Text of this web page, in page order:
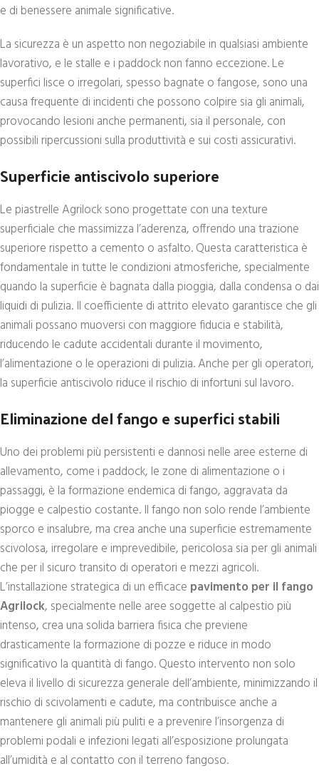
e di benessere animale significative.
La sicurezza è un aspetto non negoziabile in qualsiasi ambiente
lavorativo, e le stalle e i paddock non fanno eccezione. Le
superfici lisce o irregolari, spesso bagnate o fangose, sono una
causa frequente di incidenti che possono colpire sia gli animali,
provocando lesioni anche permanenti, sia il personale, con
possibili ripercussioni sulla produttività e sui costi assicurativi.
Superficie antiscivolo superiore
Le piastrelle Agrilock sono progettate con una texture
superficiale che massimizza l’aderenza, offrendo una trazione
superiore rispetto a cemento o asfalto. Questa caratteristica è
fondamentale in tutte le condizioni atmosferiche, specialmente
quando la superficie è bagnata dalla pioggia, dalla condensa o dai
liquidi di pulizia. Il coefficiente di attrito elevato garantisce che gli
animali possano muoversi con maggiore fiducia e stabilità,
riducendo le cadute accidentali durante il movimento,
l’alimentazione o le operazioni di pulizia. Anche per gli operatori,
la superficie antiscivolo riduce il rischio di infortuni sul lavoro.
Eliminazione del fango e superfici stabili
Uno dei problemi più persistenti e dannosi nelle aree esterne di
allevamento, come i paddock, le zone di alimentazione o i
passaggi, è la formazione endemica di fango, aggravata da
piogge e calpestio costante. Il fango non solo rende l’ambiente
sporco e insalubre, ma crea anche una superficie estremamente
scivolosa, irregolare e imprevedibile, pericolosa sia per gli animali
che per il sicuro transito di operatori e mezzi agricoli.
L’installazione strategica di un efficace pavimento per il fango
Agrilock, specialmente nelle aree soggette al calpestio più
intenso, crea una solida barriera fisica che previene
drasticamente la formazione di pozze e riduce in modo
significativo la quantità di fango. Questo intervento non solo
eleva il livello di sicurezza generale dell’ambiente, minimizzando il
rischio di scivolamenti e cadute, ma contribuisce anche a
mantenere gli animali più puliti e a prevenire l’insorgenza di
problemi podali e infezioni legati all’esposizione prolungata
all’umidità e al contatto con il terreno fangoso.